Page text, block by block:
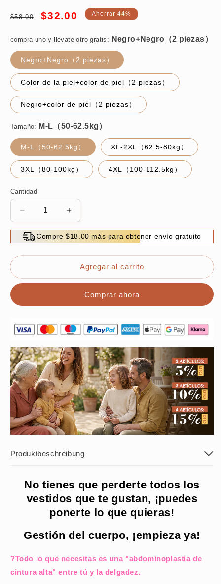
Precio
$58.00
Precio
oferta
$32.00 Ahorrar 44%
compra uno y llévate otro gratis:
Negro+Negro（2 piezas）
Color de la piel+color de piel（2 piezas）
Negro+color de piel（2 piezas）
Tamaño:
M-L（50-62.5kg） XL-2XL（62.5-80kg）
3XL（80-100kg） 4XL（100-112.5kg）
Cantidad
Reducir
cantidad
para
Pantalones
de
alta
Aumentar
cantidad
para
Pantalones
de
cintura
alta
Compre $18.00 más para obtener envío gratuito
Agregar al carrito
Comprar ahora
Produktbeschreibung
No tienes que perderte todos los
vestidos que te gustan, ¡puedes
ponerte lo que quieras!
Gestión del cuerpo, ¡empieza ya!
?Todo lo que necesitas es una "abdominoplastia de
cintura alta" entre tú y la delgadez.